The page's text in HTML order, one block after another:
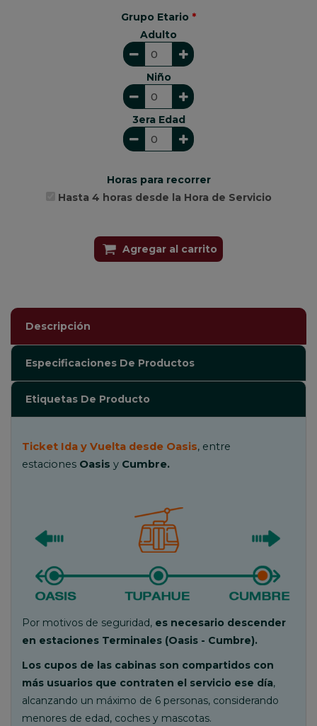
Grupo Etario *
Adulto
Niño
3era Edad
Horas para recorrer
Hasta 4 horas desde la Hora de Servicio
Agregar al carrito
Descripción
Especificaciones De Productos
Etiquetas De Producto
Ticket Ida y Vuelta desde Oasis, entre
estaciones Oasis y Cumbre.
Por motivos de seguridad, es necesario descender
en estaciones Terminales (Oasis - Cumbre).
Los cupos de las cabinas son compartidos con
más usuarios que contraten el servicio ese día,
alcanzando un máximo de 6 personas, considerando
menores de edad, coches y mascotas.